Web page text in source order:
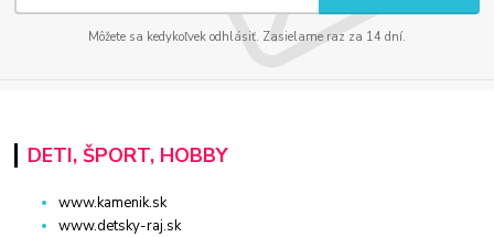
Môžete sa kedykoľvek odhlásiť. Zasielame raz za 14 dní.
DETI, ŠPORT, HOBBY
www.kamenik.sk
www.detsky-raj.sk